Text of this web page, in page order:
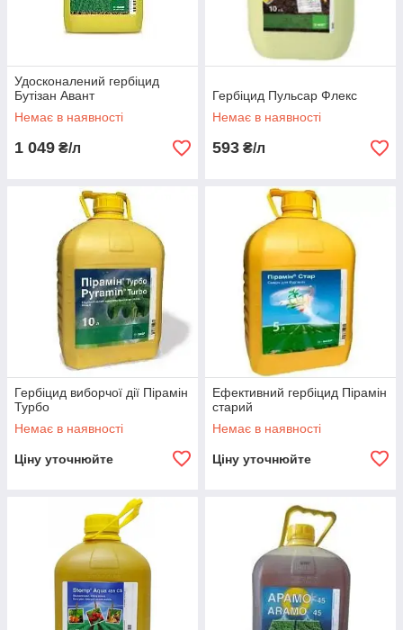
Удосконалений гербіцид
Бутізан Авант
Немає в наявності
1 049 ₴/л
Гербіцид Пульсар Флекс
Немає в наявності
593 ₴/л
Гербіцид виборчої дії Пірамін
Турбо
Немає в наявності
Ціну уточнюйте
Ефективний гербіцид Пірамін
старий
Немає в наявності
Ціну уточнюйте